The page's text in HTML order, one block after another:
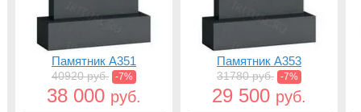
Памятник A351
40920 руб. -7%
38 000 руб.
Памятник A353
31780 руб. -7%
29 500 руб.